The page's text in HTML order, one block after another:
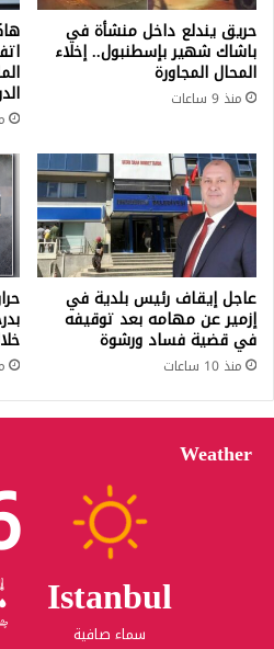
حريق يندلع داخل منشأة في
باشاك شهير بإسطنبول.. إخلاء
المحال المجاورة
منذ 9 ساعات
عاجل إيقاف رئيس بلدية في
إزمير عن مهامه بعد توقيفه
في قضية فساد ورشوة
منذ 10 ساعات
Weather
Istanbul
سماء صافية